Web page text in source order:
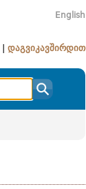
English
დაგვიკავშირდით